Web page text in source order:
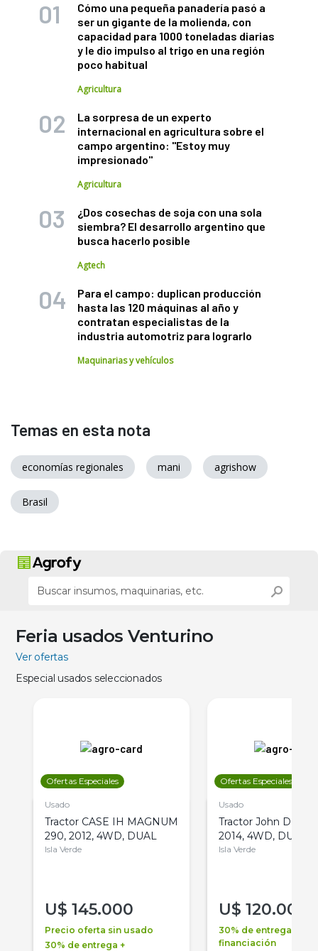
Cómo una pequeña panadería pasó a
ser un gigante de la molienda, con
capacidad para 1000 toneladas diarias
y le dio impulso al trigo en una región
poco habitual
Agricultura
La sorpresa de un experto
internacional en agricultura sobre el
campo argentino: "Estoy muy
impresionado"
Agricultura
¿Dos cosechas de soja con una sola
siembra? El desarrollo argentino que
busca hacerlo posible
Agtech
Para el campo: duplican producción
hasta las 120 máquinas al año y
contratan especialistas de la
industria automotriz para lograrlo
Maquinarias y vehículos
Temas en esta nota
economías regionales mani agrishow
Brasil
Feria usados Venturino
Ver ofertas
Especial usados seleccionados
Ofertas Especiales
Usado
Tractor CASE IH MAGNUM
290, 2012, 4WD, DUAL
Isla Verde
U$ 145.000
Precio oferta sin usado
30% de entrega +
Ofertas Especiales
Usado
Tractor John Deere
2014, 4WD, DUAL
Isla Verde
U$ 120.000
30% de entrega +
financiación